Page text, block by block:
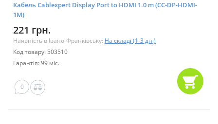
Кабель Cablexpert Display Port to HDMI 1.0 m (CC-DP-HDMI-
1M)
221 грн.
Наявність в Івано-Франківську: На складі (1-3 дні)
Код товару: 503510
Гарантія: 99 міс.
0